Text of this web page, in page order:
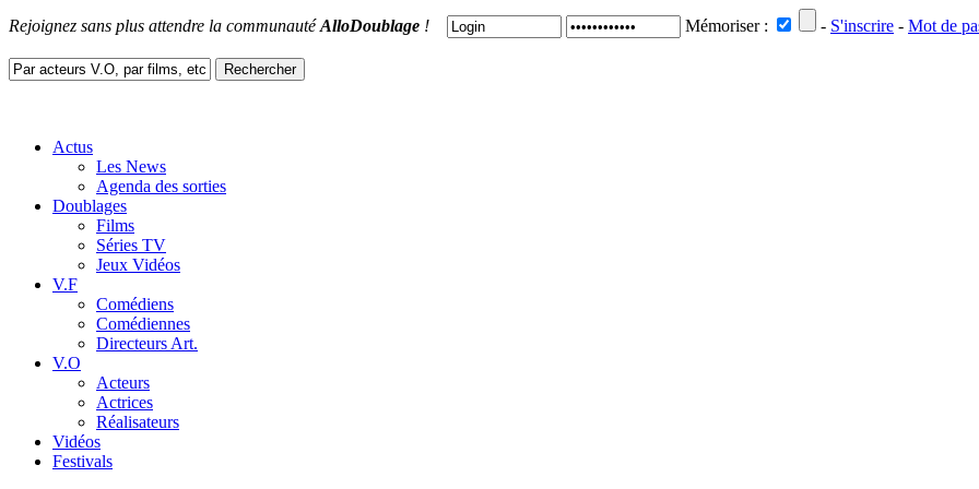
Rejoignez sans plus attendre la communautéAlloDoublage ! Mémoriser : - S'inscrire - Mot de
Actus
Les News
Agenda des sorties
Doublages
Films
Séries TV
Jeux Vidéos
V.F
Comédiens
Comédiennes
Directeurs Art.
V.O
Acteurs
Actrices
Réalisateurs
Vidéos
Festivals